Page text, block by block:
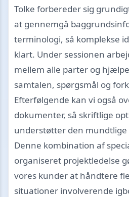
Tolke forbereder sig
at gennemgå
terminologi, så komplekse
klart. Under sessionen
mellem alle parter og
samtalen, spørgsmål og
Efterfølgende kan vi også
dokumenter, så skriftlige
understøtter den
Denne kombination af
organiseret projektledelse
vores kunder at håndtere
situationer involverende